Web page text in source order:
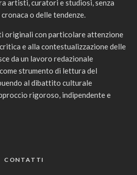
artisti, curatori e studiosi, senza
o delle tendenze.
originali con particolare attenzione
e alla contestualizzazione delle
da un lavoro redazionale
strumento di lettura del
al dibattito culturale
rigoroso, indipendente e
CONTATTI